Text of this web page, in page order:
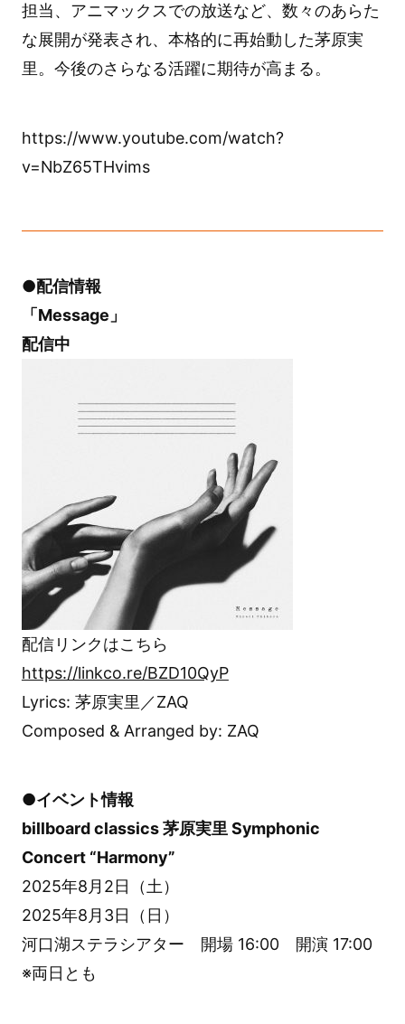
担当、アニマックスでの放送など、数々のあらた
な展開が発表され、本格的に再始動した茅原実
里。今後のさらなる活躍に期待が高まる。
https://www.youtube.com/watch?
v=NbZ65THvims
●配信情報
「Message」
配信中
配信リンクはこちら
https://linkco.re/BZD10QyP
Lyrics: 茅原実里／ZAQ
Composed & Arranged by: ZAQ
●イベント情報
billboard classics 茅原実里 Symphonic
Concert “Harmony”
2025年8月2日（土）
2025年8月3日（日）
河口湖ステラシアター 開場 16:00 開演 17:00
※両日とも